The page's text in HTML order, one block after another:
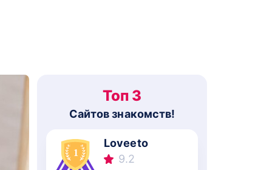
Топ 3
Cайтов знакомств!
Loveeto
9.2